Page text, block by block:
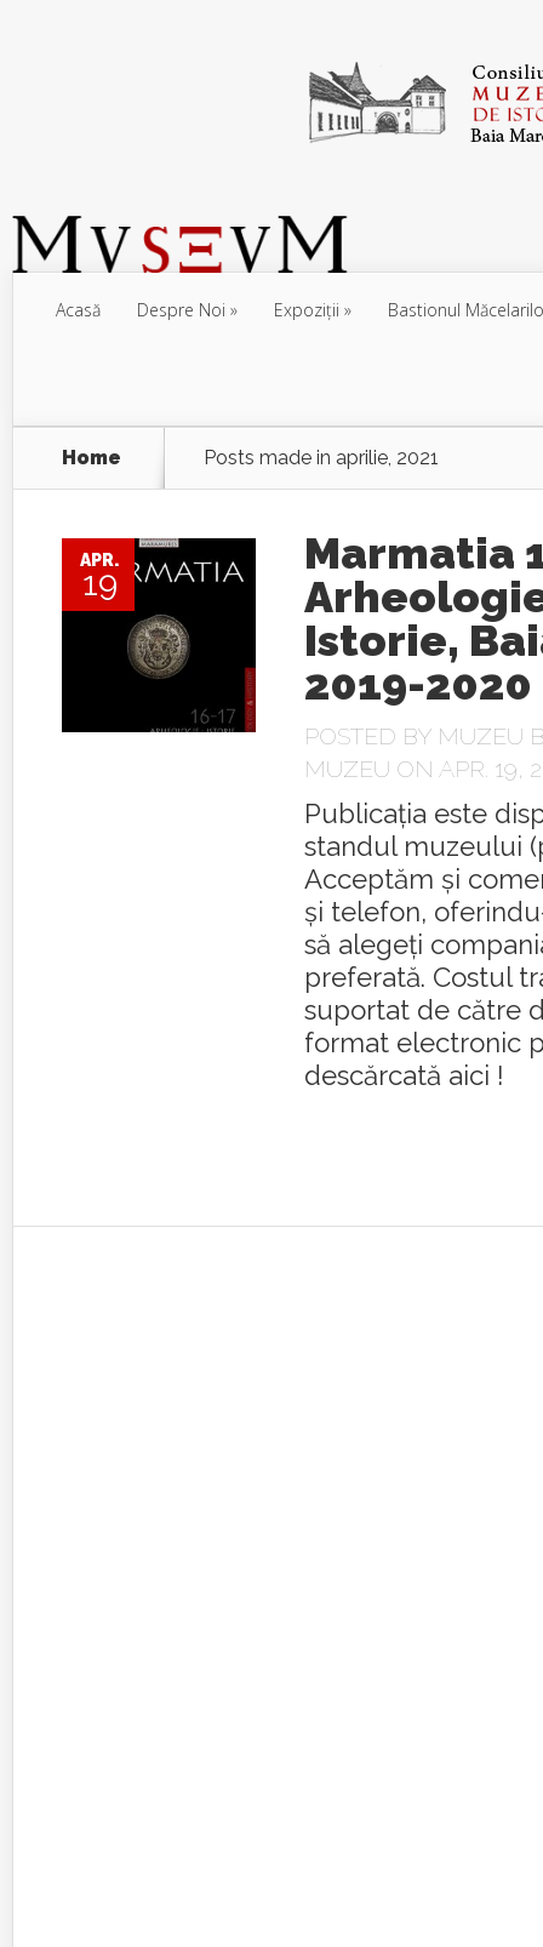
Acasă Despre Noi Expoziţii Bastionul
Home Posts made in aprilie, 2021
APR.
19
Marmatia
Istorie,
2019-2020
POSTED BY MUZEU
MUZEU ON APR. 19,
Publicația este
standul muzeului
Acceptăm și
și telefon,
să alegeți
preferată. Costul
suportat de către
format electronic
descărcată aici !